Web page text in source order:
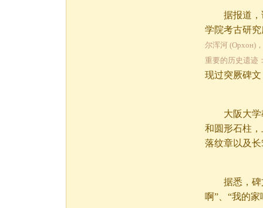
据报道，该
学院考古研
尔浑河 (Орхон)
重要的历史遗迹
现过突厥碑
大阪大学教
和圆形石柱
落纹章以及长
据悉，碑文
啊”、“我的